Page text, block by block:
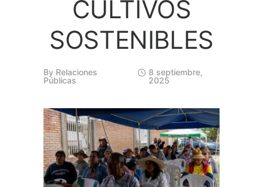
CULTIVOS
SOSTENIBLES
By Relaciones
Públicas
8 septiembre,
2025